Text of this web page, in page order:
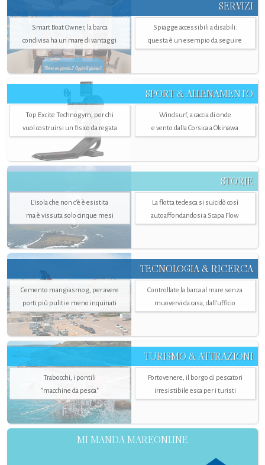
SERVIZI
Smart Boat Owner, la barca
condivisa ha un mare di vantaggi
Spiagge accessibili a disabili:
questa è un esempio da seguire
SPORT & ALLENAMENTO
Top Excite Technogym, per chi
vuol costruirsi un fisico da regata
Windsurf, a caccia di onde
e vento dalla Corsica a Okinawa
STORIE
L’isola che non c'è è esistita
ma è vissuta solo cinque mesi
La flotta tedesca si suicidò così
autoaffondandosi a Scapa Flow
TECNOLOGIA & RICERCA
Cemento mangiasmog, per avere
porti più puliti e meno inquinati
Controllate la barca al mare senza
muovervi da casa, dall’ufficio
TURISMO & ATTRAZIONI
Trabocchi, i pontili
"macchine da pesca"
Portovenere, il borgo di pescatori
irresistibile esca per i turisti
MI MANDA MAREONLINE